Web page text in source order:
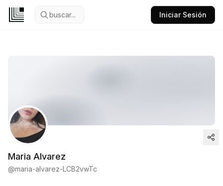
buscar... Iniciar Sesión
Maria Alvarez
@maria-alvarez-LCB2vwTc